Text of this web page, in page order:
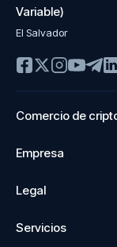
Variable)
El Salvador
Comercio de
Empresa
Legal
Servicios